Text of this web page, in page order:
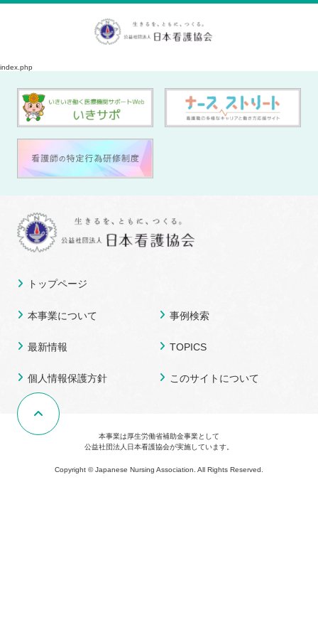
index.php
トップページ
本事業について 事例検索
最新情報 TOPICS
個人情報保護方針 このサイトについて
本事業は厚生労働省補助金事業として
公益社団法人日本看護協会が実施しています。
Copyright © Japanese Nursing Association. All Rights Reserved.